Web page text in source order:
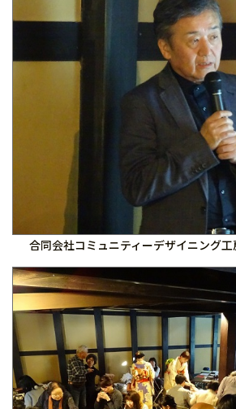
合同会社コミュニティーデザイニン